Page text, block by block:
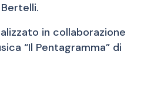
in collaborazione
“Il Pentagramma” di